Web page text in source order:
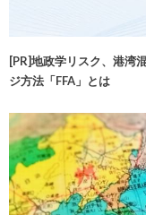
[PR]地政学リスク、港湾
ジ方法「FFA」とは